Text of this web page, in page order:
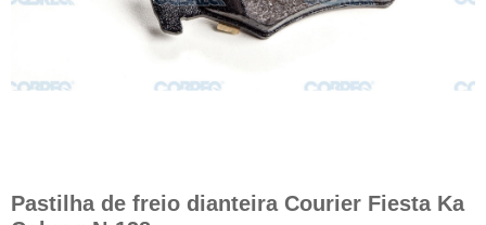
Pastilha de freio dianteira Courier Fiesta Ka